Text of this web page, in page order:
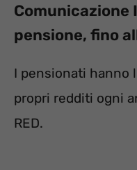
Comunicazione
pensione, fino
I pensionati hanno
propri redditi ogni
RED.